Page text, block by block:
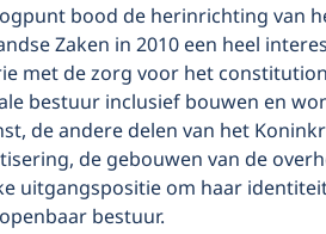
bood de herinrichting van
Zaken in 2010 een heel
met de zorg voor het
bestuur inclusief bouwen en
de andere delen van het
de gebouwen van de
uitgangspositie om haar
bestuur.